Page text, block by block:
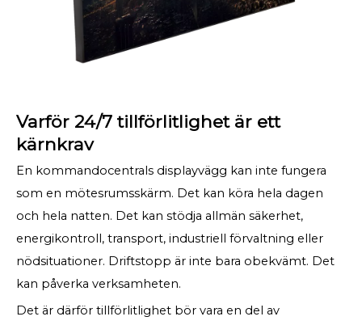
Varför 24/7 tillförlitlighet är ett
kärnkrav
En kommandocentrals displayvägg kan inte fungera
som en mötesrumsskärm. Det kan köra hela dagen
och hela natten. Det kan stödja allmän säkerhet,
energikontroll, transport, industriell förvaltning eller
nödsituationer. Driftstopp är inte bara obekvämt. Det
kan påverka verksamheten.
Det är därför tillförlitlighet bör vara en del av